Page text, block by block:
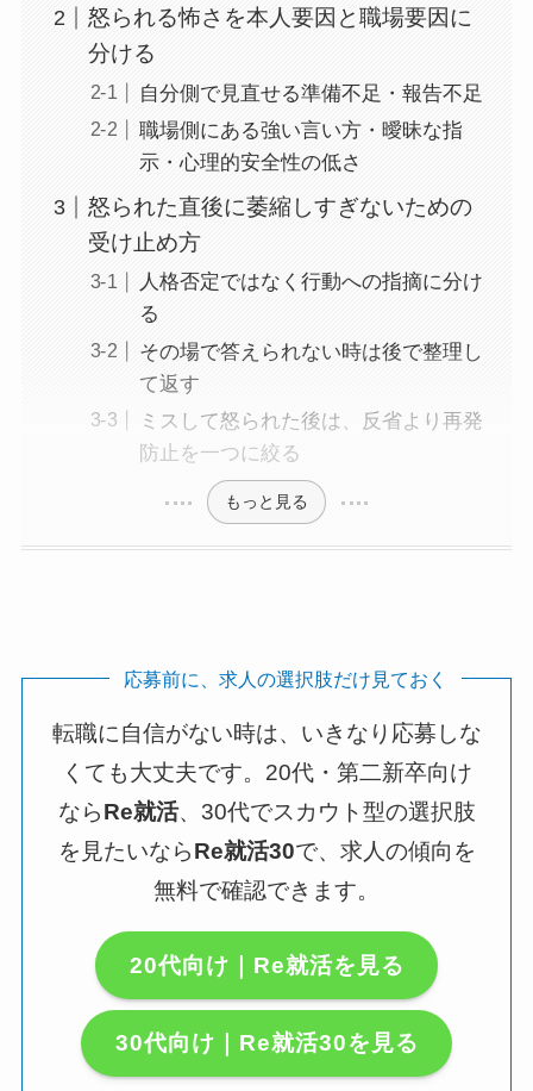
怒られる怖さを本人要因と職場要因に
分ける
自分側で見直せる準備不足・報告不足
職場側にある強い言い方・曖昧な指
示・心理的安全性の低さ
怒られた直後に萎縮しすぎないための
受け止め方
人格否定ではなく行動への指摘に分け
る
その場で答えられない時は後で整理し
て返す
ミスして怒られた後は、反省より再発
防止を一つに絞る
もっと見る
応募前に、求人の選択肢だけ見ておく
転職に自信がない時は、いきなり応募しな
くても大丈夫です。20代・第二新卒向け
ならRe就活、30代でスカウト型の選択肢
を見たいならRe就活30で、求人の傾向を
無料で確認できます。
20代向け｜Re就活を見る
30代向け｜Re就活30を見る